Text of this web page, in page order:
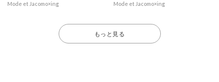
Mode et Jacomo×ing Mode et Jacomo×ing
もっと見る